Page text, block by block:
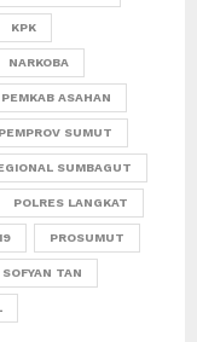
KPK
NARKOBA
PEMKAB ASAHAN
PEMPROV SUMUT
SUMBAGUT
POLRES LANGKAT
PROSUMUT
SOFYAN TAN